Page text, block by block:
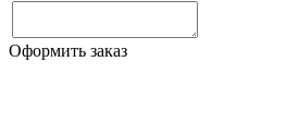
Оформить заказ